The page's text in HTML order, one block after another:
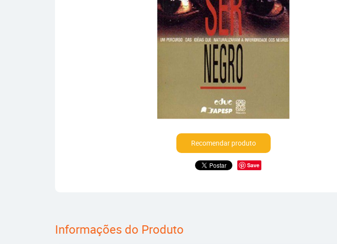
Recomendar produto
Save
Informações do Produto